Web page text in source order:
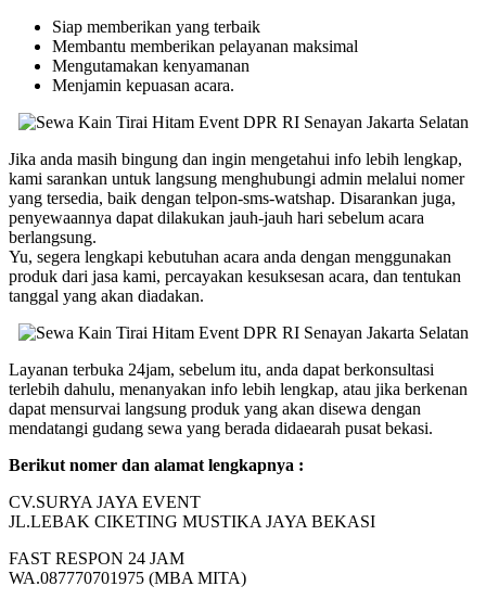
Siap memberikan yang terbaik
Membantu memberikan pelayanan maksimal
Mengutamakan kenyamanan
Menjamin kepuasan acara.
Jika anda masih bingung dan ingin mengetahui info lebih lengkap,
kami sarankan untuk langsung menghubungi admin melalui nomer
yang tersedia, baik dengan telpon-sms-watshap. Disarankan juga,
penyewaannya dapat dilakukan jauh-jauh hari sebelum acara
berlangsung.
Yu, segera lengkapi kebutuhan acara anda dengan menggunakan
produk dari jasa kami, percayakan kesuksesan acara, dan tentukan
tanggal yang akan diadakan.
Layanan terbuka 24jam, sebelum itu, anda dapat berkonsultasi
terlebih dahulu, menanyakan info lebih lengkap, atau jika berkenan
dapat mensurvai langsung produk yang akan disewa dengan
mendatangi gudang sewa yang berada didaearah pusat bekasi.
Berikut nomer dan alamat lengkapnya :
CV.SURYA JAYA EVENT
JL.LEBAK CIKETING MUSTIKA JAYA BEKASI
FAST RESPON 24 JAM
WA.087770701975 (MBA MITA)